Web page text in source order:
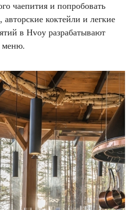
чаепития и попробовать
коктейли и легкие
в Hvoy разрабатывают
меню.